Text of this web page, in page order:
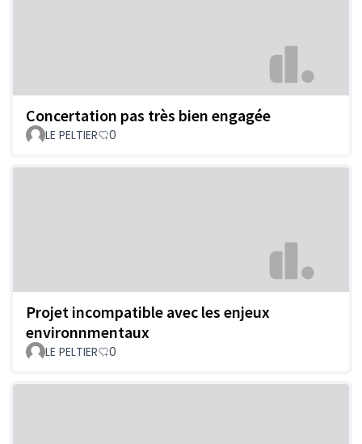
Concertation pas très bien engagée
LE PELTIER 0
Projet incompatible avec les enjeux
environnmentaux
LE PELTIER 0